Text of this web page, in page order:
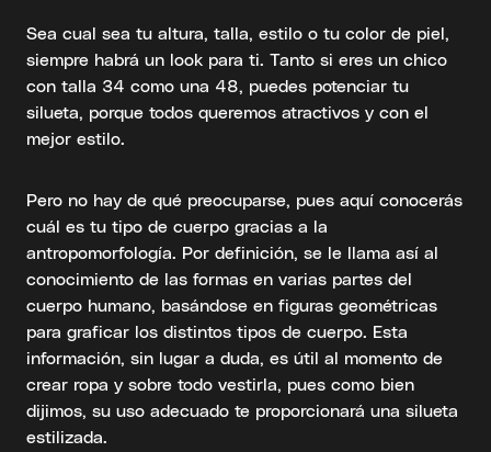
Sea cual sea tu altura, talla, estilo o tu color de piel,
siempre habrá un look para ti. Tanto si eres un chico
con talla 34 como una 48, puedes potenciar tu
silueta, porque todos queremos atractivos y con el
mejor estilo.
Pero no hay de qué preocuparse, pues aquí conocerás
cuál es tu tipo de cuerpo gracias a la
antropomorfología. Por definición, se le llama así al
conocimiento de las formas en varias partes del
cuerpo humano, basándose en figuras geométricas
para graficar los distintos tipos de cuerpo. Esta
información, sin lugar a duda, es útil al momento de
crear ropa y sobre todo vestirla, pues como bien
dijimos, su uso adecuado te proporcionará una silueta
estilizada.